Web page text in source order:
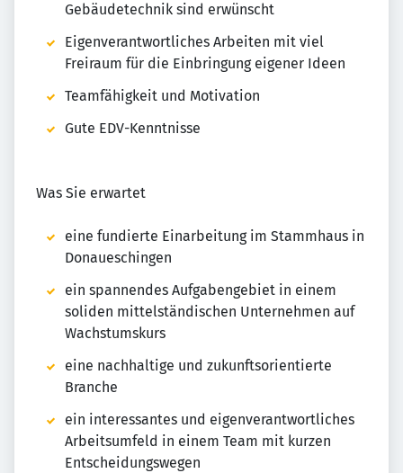
Gebäudetechnik sind erwünscht
Eigenverantwortliches Arbeiten mit viel
Freiraum für die Einbringung eigener Ideen
Teamfähigkeit und Motivation
Gute EDV-Kenntnisse
Was Sie erwartet
eine fundierte Einarbeitung im Stammhaus in
Donaueschingen
ein spannendes Aufgabengebiet in einem
soliden mittelständischen Unternehmen auf
Wachstumskurs
eine nachhaltige und zukunftsorientierte
Branche
ein interessantes und eigenverantwortliches
Arbeitsumfeld in einem Team mit kurzen
Entscheidungswegen